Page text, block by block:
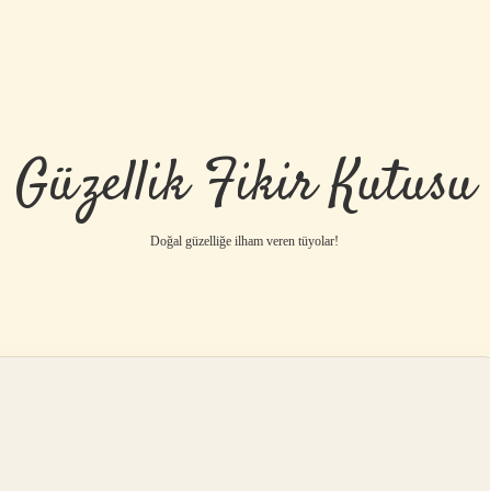
Güzellik Fikir Kutusu
Doğal güzelliğe ilham veren tüyolar!